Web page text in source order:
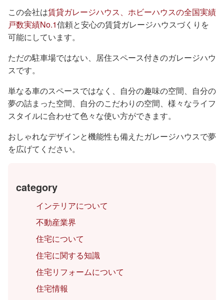
この会社は賃貸ガレージハウス、ホビーハウスの全国実績
戸数実績No.1信頼と安心の賃貸ガレージハウスづくりを
可能にしています。
ただの駐車場ではない、居住スペース付きのガレージハウ
スです。
単なる車のスペースではなく、自分の趣味の空間、自分の
夢の詰まった空間、自分のこだわりの空間、様々なライフ
スタイルに合わせて色々な使い方ができます。
おしゃれなデザインと機能性も備えたガレージハウスで夢
を広げてください。
category
インテリアについて
不動産業界
住宅について
住宅に関する知識
住宅リフォームについて
住宅情報